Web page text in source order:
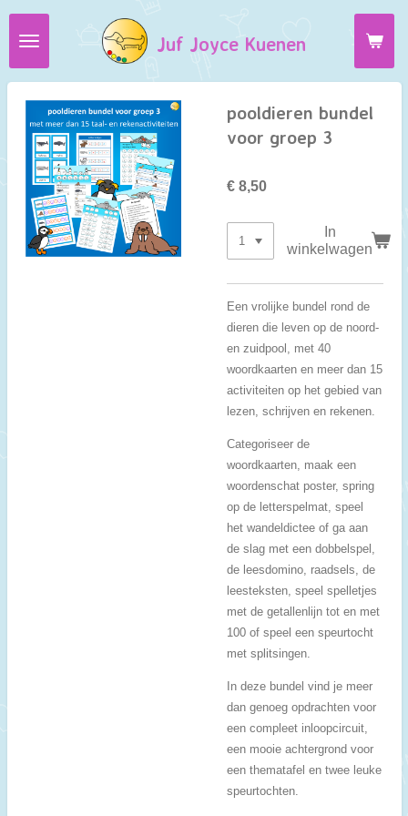
Ga
direct
de
hoofdinhoud
Juf Joyce Kuenen
pooldieren bundel
voor groep 3
€ 8,50
In
winkelwagen
Een vrolijke bundel rond de
dieren die leven op de noord-
en zuidpool, met 40
woordkaarten en meer dan 15
activiteiten op het gebied van
lezen, schrijven en rekenen.
Categoriseer de
woordkaarten, maak een
woordenschat poster, spring
op de letterspelmat, speel
het wandeldictee of ga aan
de slag met een dobbelspel,
de leesdomino, raadsels, de
leesteksten, speel spelletjes
met de getallenlijn tot en met
100 of speel een speurtocht
met splitsingen.
In deze bundel vind je meer
dan genoeg opdrachten voor
een compleet inloopcircuit,
een mooie achtergrond voor
een thematafel en twee leuke
speurtochten.